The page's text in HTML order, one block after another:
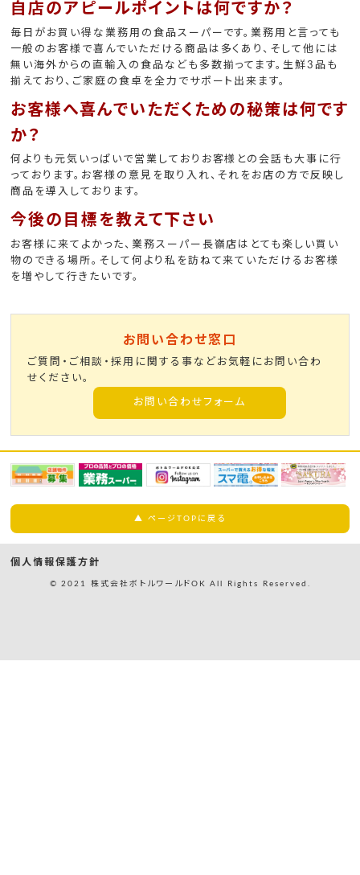
自店のアピールポイントは何ですか？
毎日がお買い得な業務用の食品スーパーです。業務用と言っても
一般のお客様で喜んでいただける商品は多くあり、そして他には
無い海外からの直輸入の食品なども多数揃ってます。生鮮3品も
揃えており、ご家庭の食卓を全力でサポート出来ます。
お客様へ喜んでいただくための秘策は何です
か？
何よりも元気いっぱいで営業しておりお客様との会話も大事に行
っております。お客様の意見を取り入れ、それをお店の方で反映し
商品を導入しております。
今後の目標を教えて下さい
お客様に来てよかった、業務スーパー長嶺店はとても楽しい買い
物のできる場所。そして何より私を訪ねて来ていただけるお客様
を増やして行きたいです。
お問い合わせ窓口
ご質問・ご相談・採用に関する事などお気軽にお問い合わ
せください。
お問い合わせフォーム
▲ ページTOPに戻る
個人情報保護方針
© 2021 株式会社ボトルワールドOK All Rights Reserved.